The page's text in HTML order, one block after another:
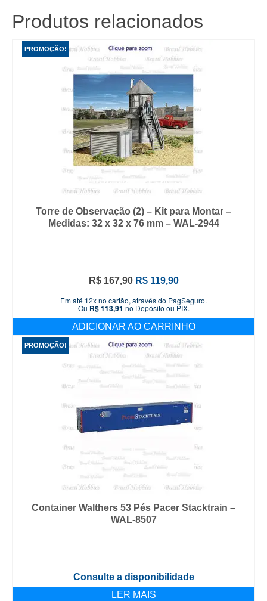
Produtos relacionados
PROMOÇÃO!
Torre de Observação (2) – Kit para Montar –
Medidas: 32 x 32 x 76 mm – WAL-2944
R$167,90 O
original
era:
R$ 167,90.
R$119,90O
atual
é:
R$ 119,90.
Em até 12x no cartão, através do PagSeguro.
Ou R$113,91 no Depósito ou PIX.
ADICIONAR AO CARRINHO
PROMOÇÃO!
Container Walthers 53 Pés Pacer Stacktrain –
WAL-8507
Consulte a disponibilidade
LER MAIS